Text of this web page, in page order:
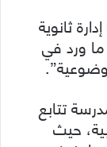
ثانوية
ورد في
تتابع
حيث